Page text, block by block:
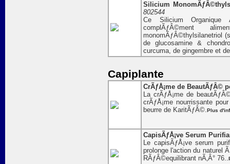
Silicium
802544
Ce Silicium Organique
complÃƒÂ©ment
monomÃƒÂ©thylsilanetriol
de glucosamine &
curcuma, de gingembre et
Capiplante
CrÃƒÅ¡me de BeautÃƒÂ©
La crÃƒÅ¡me de
crÃƒÅ¡me nourrissante
beurre de KaritÃƒÂ©.Plus
CapisÃƒÅ¡ve Serum
Le capisÃƒÅ¡ve serum
prolonge l'action du naturel
RÃƒÂ©equilibrant nÃ‚Â° 76..